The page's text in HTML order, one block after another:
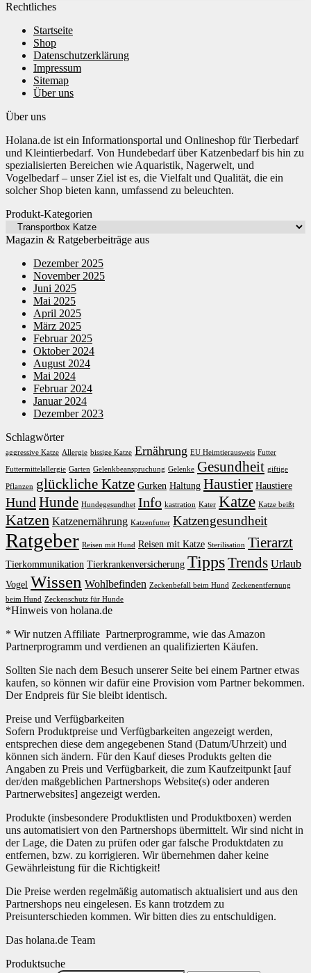
Rechtliches
Startseite
Shop
Datenschutzerklärung
Impressum
Sitemap
Über uns
Über uns
Holana.de ist ein Informationsportal und Onlineshop für Tierbedarf
und Kleintierbedarf. Von Hundebedarf über Katzenbedarf bis hin zu
spezialisierten Bereichen wie Aquaristik, Nagerwelt, und
Vogelbedarf – unser Ziel ist es, die Vielfalt und Qualität, die ein
solcher Shop bieten kann, umfassend zu beleuchten.
Produkt-Kategorien
Magazin & Ratgeberbeiträge aus
Dezember 2025
November 2025
Juni 2025
Mai 2025
April 2025
März 2025
Februar 2025
Oktober 2024
August 2024
Mai 2024
Februar 2024
Januar 2024
Dezember 2023
Schlagwörter
aggressive Katze Allergie bissige Katze Ernährung EU Heimtierausweis Futter
Futtermittelallergie Garten Gelenkbeanspruchung Gelenke Gesundheit giftige
Pflanzen glückliche Katze Gurken Haltung Haustier Haustiere
Hund Hunde Hundegesundhet Info kastration Kater Katze Katze beißt
Katzen Katzenernährung Katzenfutter Katzengesundheit
Ratgeber Reisen mit Hund Reisen mit Katze Sterilisation Tierarzt
Tierkommunikation Tierkrankenversicherung TippsTrends Urlaub
Vogel Wissen Wohlbefinden Zeckenbefall beim Hund Zeckenentfernung
beim Hund Zeckenschutz für Hunde
*Hinweis von holana.de
* Wir nutzen Affiliate Partnerprogramme, wie das Amazon
Partnerprogramm und verdienen an qualifizierten Käufen.
Sollten Sie nach dem Besuch unserer Seite bei einem Partner etwas
kaufen, so können wir dafür eine Provision vom Partner bekommen.
Der Endpreis für Sie bleibt identisch.
Preise und Verfügbarkeiten
Sofern Produktpreise und Verfügbarkeiten angezeigt werden,
entsprechen diese dem angegebenen Stand (Datum/Uhrzeit) und
können sich ändern. Für den Kauf dieses Produkts gelten die
Angaben zu Preis und Verfügbarkeit, die zum Kaufzeitpunkt [auf
der/den maßgeblichen Partnershops Website(s) oder anderen
Partnerwebsites] angezeigt werden.
Produkte (insbesondere Produktlisten und Produktboxen) werden
uns automatisiert von den Partnershops übermittelt. Wir sind nicht in
der Lage, die Daten zu prüfen oder gar falsche Produktdaten zu
entfernen, bzw. zu korrigieren. Wir übernehmen daher keine
Gewährleistung für die Richtigkeit!
Die Preise werden regelmäßig automatisch aktualisiert und aus den
Partnershops neu eingelesen. Es kann trotzdem zu
Preisunterschieden kommen. Wir bitten dies zu entschuldigen.
Das holana.de Team
Produktsuche